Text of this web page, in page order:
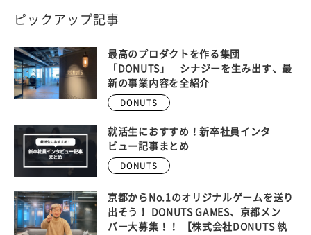
ピックアップ記事
最高のプロダクトを作る集団
「DONUTS」 シナジーを生み出す、最
新の事業内容を全紹介
DONUTS
就活生におすすめ！新卒社員インタ
ビュー記事まとめ
DONUTS
京都からNo.1のオリジナルゲームを送り
出そう！ DONUTS GAMES、京都メン
バー大募集！！ 【株式会社DONUTS 執